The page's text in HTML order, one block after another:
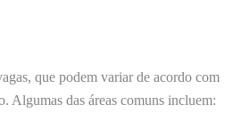
que podem variar de acordo com
Algumas das áreas comuns incluem: